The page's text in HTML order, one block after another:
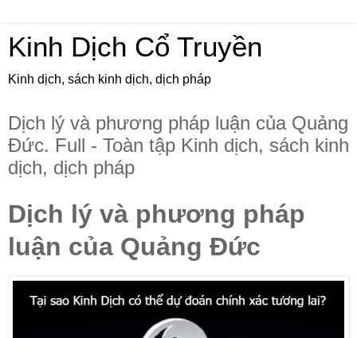
Kinh Dịch Cổ Truyền
Kinh dịch, sách kinh dịch, dịch pháp
Dịch lý và phương pháp luận của Quảng
Đức. Full - Toàn tập Kinh dịch, sách kinh
dịch, dịch pháp
Dịch lý và phương pháp
luận của Quảng Đức